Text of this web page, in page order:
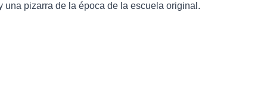
una pizarra de la época de la escuela original.